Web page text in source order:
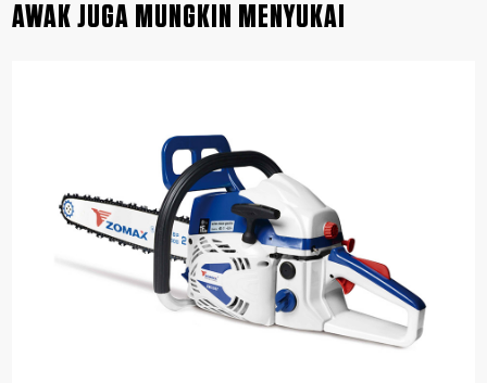
AWAK JUGA MUNGKIN MENYUKAI